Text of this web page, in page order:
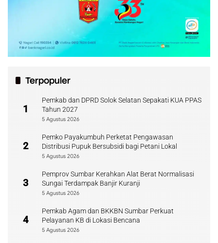
Terpopuler
1
Pemkab dan DPRD Solok Selatan Sepakati KUA PPAS
Tahun 2027
5 Agustus 2026
2
Pemko Payakumbuh Perketat Pengawasan
Distribusi Pupuk Bersubsidi bagi Petani Lokal
5 Agustus 2026
3
Pemprov Sumbar Kerahkan Alat Berat Normalisasi
Sungai Terdampak Banjir Kuranji
5 Agustus 2026
4
Pemkab Agam dan BKKBN Sumbar Perkuat
Pelayanan KB di Lokasi Bencana
5 Agustus 2026